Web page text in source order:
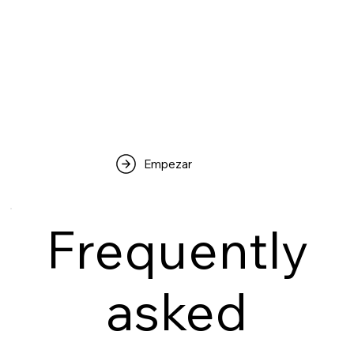
Frequently
asked
Empezar